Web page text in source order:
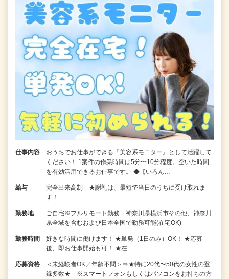
仕事内容
おうちでお仕事ができる『美容系モニター』として活躍して
ください！ 1案件の作業時間は5分〜10分程度。空いた時間
を有効活用できるお仕事です。 ◆【いろん…
給与
完全出来高制 ★謝礼は、最短で当日のうちに受け取れま
す！
勤務地
ご自宅※フルリモート勤務 神奈川県横浜市その他、神奈川
県全域を含むおよび日本全国で勤務可能(在宅OK)
勤務時間
好きな時間に働けます！ ★単発（1日のみ）OK！ ★応募
後、即お仕事開始も可！ ★在…
応募資格
＜未経験者OK／年齢不問＞⇒★特に20代〜50代の女性の登
録多数★ ※スマートフォンもしくはパソコンをお持ちの方